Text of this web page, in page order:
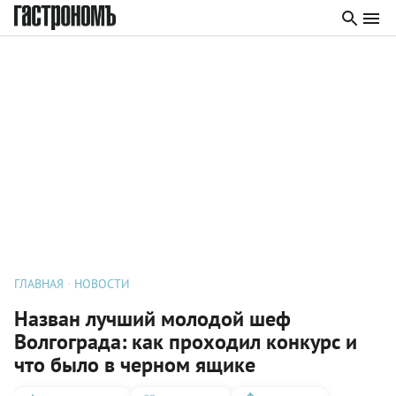
ГЛАВНАЯ НОВОСТИ
Назван лучший молодой шеф
Волгограда: как проходил конкурс и
что было в черном ящике